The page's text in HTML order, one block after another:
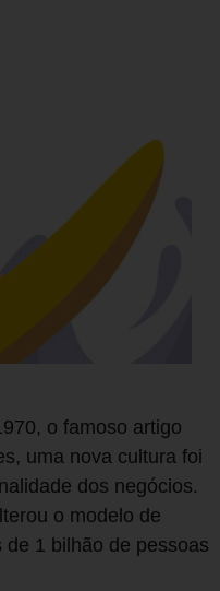
o famoso artigo
uma nova cultura foi
dos negócios.
o modelo de
1 bilhão de pessoas